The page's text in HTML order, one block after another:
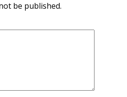
be published.